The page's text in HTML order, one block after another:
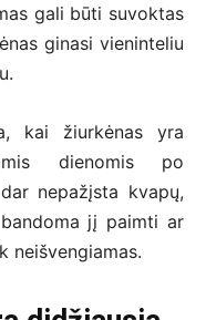
gali būti suvoktas
ginasi vieninteliu
kai žiurkėnas yra
dienomis po
nepažįsta kvapų,
jį paimti ar
neišvengiamas.